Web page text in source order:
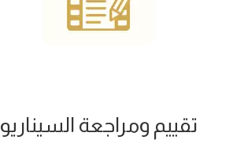
تقييم ومراجعة السيناريو